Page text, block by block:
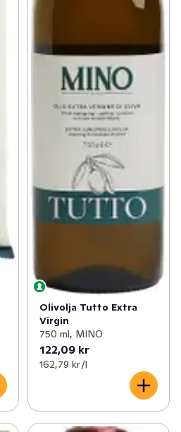
Olivolja Tutto Extra
Virgin
750 ml, MINO
122,09 kr
162,79 kr /l